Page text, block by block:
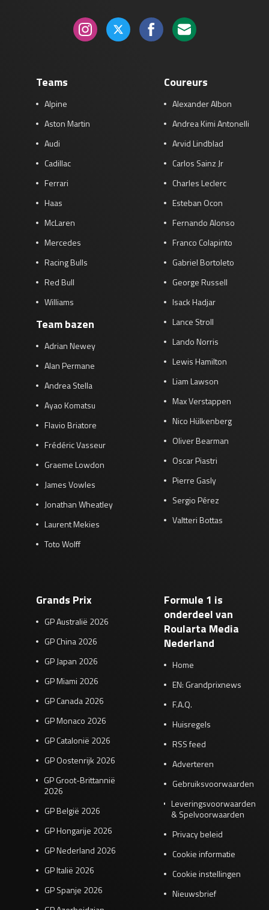
Teams
Alpine
Aston Martin
Audi
Cadillac
Ferrari
Haas
McLaren
Mercedes
Racing Bulls
Red Bull
Williams
Team bazen
Adrian Newey
Alan Permane
Andrea Stella
Ayao Komatsu
Flavio Briatore
Frédéric Vasseur
Graeme Lowdon
James Vowles
Jonathan Wheatley
Laurent Mekies
Toto Wolff
Coureurs
Alexander Albon
Andrea Kimi Antonelli
Arvid Lindblad
Carlos Sainz Jr
Charles Leclerc
Esteban Ocon
Fernando Alonso
Franco Colapinto
Gabriel Bortoleto
George Russell
Isack Hadjar
Lance Stroll
Lando Norris
Lewis Hamilton
Liam Lawson
Max Verstappen
Nico Hülkenberg
Oliver Bearman
Oscar Piastri
Pierre Gasly
Sergio Pérez
Valtteri Bottas
Grands Prix
GP Australië 2026
GP China 2026
GP Japan 2026
GP Miami 2026
GP Canada 2026
GP Monaco 2026
GP Catalonië 2026
GP Oostenrijk 2026
GP Groot-Brittannië
2026
GP België 2026
GP Hongarije 2026
GP Nederland 2026
GP Italië 2026
GP Spanje 2026
Formule 1 is
onderdeel van
Roularta Media
Nederland
Home
EN: Grandprixnews
F.A.Q.
Huisregels
RSS feed
Adverteren
Gebruiksvoorwaarden
Leveringsvoorwaarden
& Spelvoorwaarden
Privacy beleid
Cookie informatie
Cookie instellingen
Nieuwsbrief